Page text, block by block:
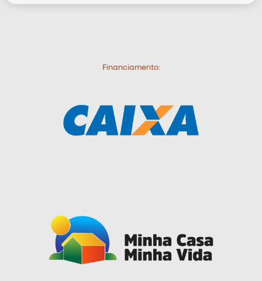
Financiamento: